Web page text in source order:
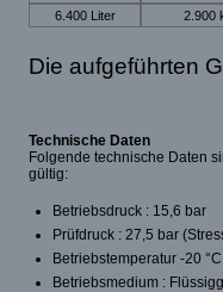
6.400 Liter
2.900
Die aufgeführten
Technische Daten
Folgende technische Daten
gültig:
Betriebsdruck : 15,6 bar
Prüfdruck : 27,5 bar
Betriebstemperatur -20
Betriebsmedium :